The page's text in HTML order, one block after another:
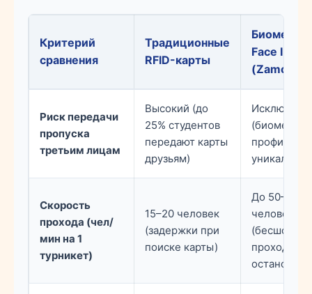
Критерий
сравнения
Традиционные
RFID-карты
Face ID
Риск передачи
пропуска
третьим лицам
Высокий (до
25% студентов
передают карты
друзьям)
Исключен
профиль
уникален)
Скорость
прохода (чел/
мин на 1
турникет)
15–20 человек
(задержки при
поиске карты)
До 50–60
человек
проход без
остановок)